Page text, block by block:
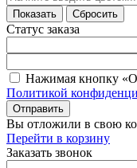
Показать Сбросить
Статус заказа
Нажимая кнопку
Политикой
Отправить
Вы отложили в свою
Перейти в корзину
Заказать звонок